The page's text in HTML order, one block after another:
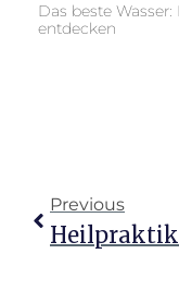
Das beste
entdecken
Previous